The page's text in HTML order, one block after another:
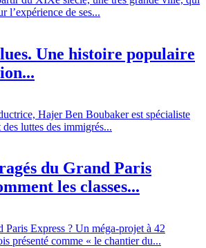
l’expérience de ses...
Une histoire populaire
Hajer Ben Boubaker est spécialiste
des luttes des immigrés...
du Grand Paris
les classes...
Paris Express ? Un méga-projet à 42
présenté comme « le chantier du...